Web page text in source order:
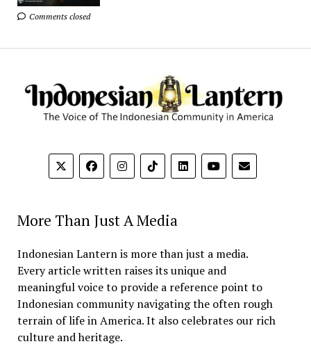
Comments closed
More Than Just A Media
Indonesian Lantern is more than just a media.
Every article written raises its unique and
meaningful voice to provide a reference point to
Indonesian community navigating the often rough
terrain of life in America. It also celebrates our rich
culture and heritage.